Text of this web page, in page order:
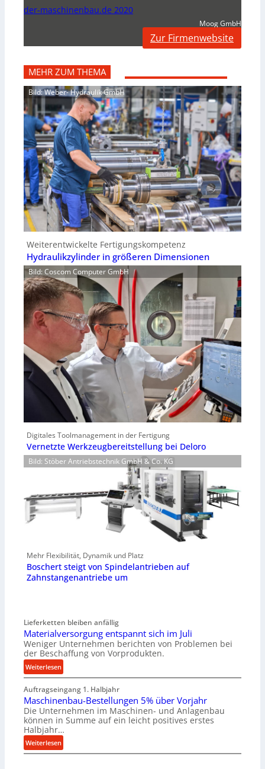
der-maschinenbau.de 2020
Moog GmbH
Zur Firmenwebsite
MEHR ZUM THEMA
Bild: Weber- Hydraulik GmbH
Weiterentwickelte Fertigungskompetenz
Hydraulikzylinder in größeren Dimensionen
Bild: Coscom Computer GmbH
Digitales Toolmanagement in der Fertigung
Vernetzte Werkzeugbereitstellung bei Deloro
Bild: Stöber Antriebstechnik GmbH & Co. KG
Mehr Flexibilität, Dynamik und Platz
Boschert steigt von Spindelantrieben auf
Zahnstangenantriebe um
Lieferketten bleiben anfällig
Materialversorgung entspannt sich im Juli
Weniger Unternehmen berichten von Problemen bei
der Beschaffung von Vorprodukten.
Weiterlesen:
M
a
t
e
r
i
a
l
Auftragseingang 1. Halbjahr
Maschinenbau-Bestellungen 5% über Vorjahr
Die Unternehmen im Maschinen- und Anlagenbau
können in Summe auf ein leicht positives erstes
Halbjahr…
Weiterlesen:
M